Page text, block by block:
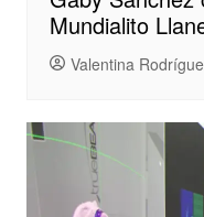
Mundialito
Valentina